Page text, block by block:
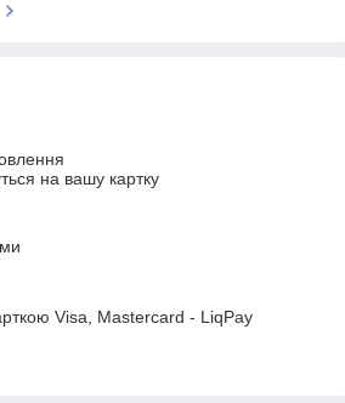
на вашу картку
Visa, Mastercard - LiqPay